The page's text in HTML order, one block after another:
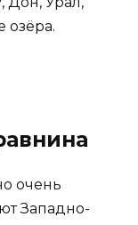
очень
Западно-